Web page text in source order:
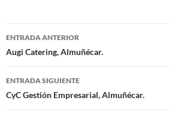
Navegación
de
entradas
ENTRADA ANTERIOR
Augi Catering, Almuñécar.
ENTRADA SIGUIENTE
CyC Gestión Empresarial, Almuñécar.